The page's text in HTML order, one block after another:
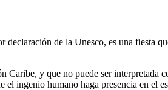
de la Unesco, es una fiesta
y que no puede ser
ingenio humano haga presencia en el